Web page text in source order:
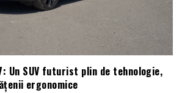
Un SUV futurist plin de tehnologie,
ergonomice